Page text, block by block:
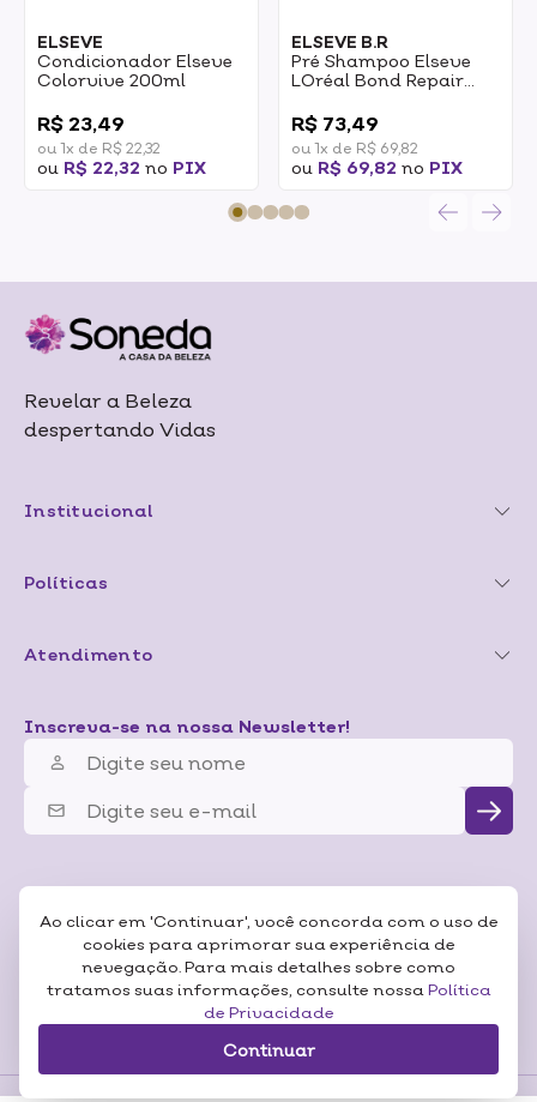
Ao clicar em 'Continuar', você concorda com o uso de
cookies para aprimorar sua experiência de
nevegação. Para mais detalhes sobre como
tratamos suas informações, consulte nossa Política
de Privacidade
Continuar
ELSEVE
Condicionador Elseve
Colorvive 200ml
R$ 23,49
ou 1x de R$ 22,32
ou R$ 22,32 no PIX
ELSEVE B.R
Pré Shampoo Elseve
LOréal Bond Repair
R$ 73,49
ou 1x de R$ 69,82
ou R$ 69,82 no PIX
Revelar a Beleza
despertando Vidas
Institucional
Políticas
Atendimento
Inscreva-se na nossa Newsletter!